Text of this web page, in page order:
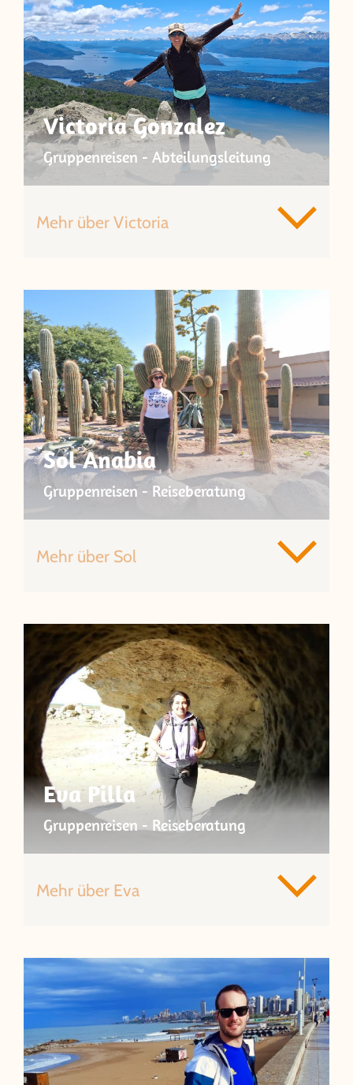
Victoria Gonzalez
Gruppenreisen - Abteilungsleitung
Mehr über Victoria
Sol Anabia
Gruppenreisen - Reiseberatung
Mehr über Sol
Eva Pilla
Gruppenreisen - Reiseberatung
Mehr über Eva